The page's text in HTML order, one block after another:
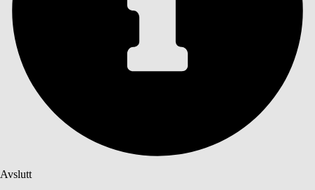
Avslutt
Vis innholdsfortegnelse